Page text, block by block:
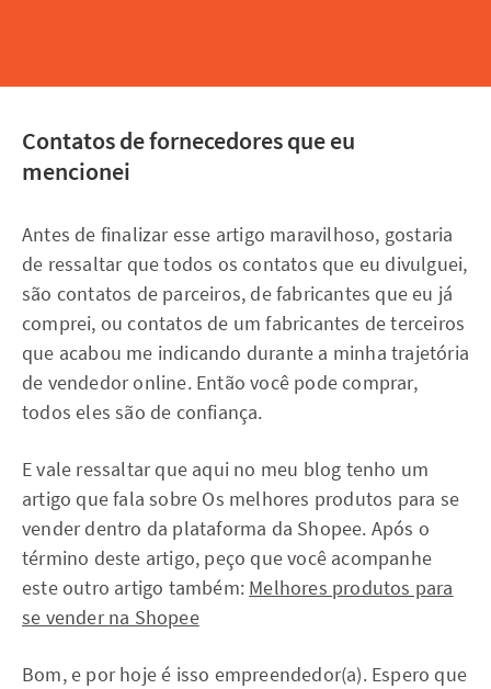
Contatos de fornecedores que eu
mencionei
Antes de finalizar esse artigo maravilhoso, gostaria
de ressaltar que todos os contatos que eu divulguei,
são contatos de parceiros, de fabricantes que eu já
comprei, ou contatos de um fabricantes de terceiros
que acabou me indicando durante a minha trajetória
de vendedor online. Então você pode comprar,
todos eles são de confiança.
E vale ressaltar que aqui no meu blog tenho um
artigo que fala sobre Os melhores produtos para se
vender dentro da plataforma da Shopee. Após o
término deste artigo, peço que você acompanhe
este outro artigo também: Melhores produtos para
se vender na Shopee
Bom, e por hoje é isso empreendedor(a). Espero que